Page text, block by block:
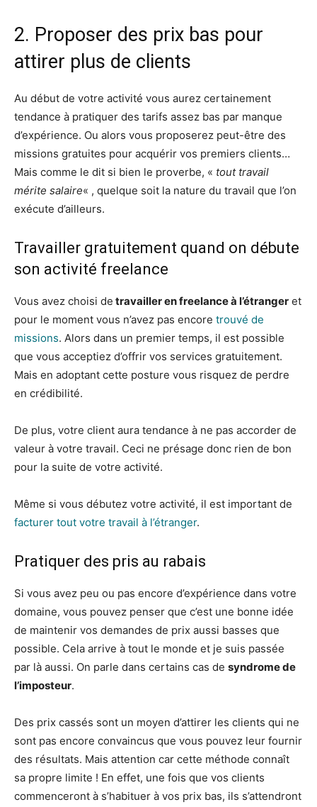
2. Proposer des prix bas pour
attirer plus de clients
Au début de votre activité vous aurez certainement
tendance à pratiquer des tarifs assez bas par manque
d’expérience. Ou alors vous proposerez peut-être des
missions gratuites pour acquérir vos premiers clients…
Mais comme le dit si bien le proverbe, « tout travail
mérite salaire« , quelque soit la nature du travail que l’on
exécute d’ailleurs.
Travailler gratuitement quand on débute
son activité freelance
Vous avez choisi de travailler en freelance à l’étranger et
pour le moment vous n’avez pas encore trouvé de
missions. Alors dans un premier temps, il est possible
que vous acceptiez d’offrir vos services gratuitement.
Mais en adoptant cette posture vous risquez de perdre
en crédibilité.
De plus, votre client aura tendance à ne pas accorder de
valeur à votre travail. Ceci ne présage donc rien de bon
pour la suite de votre activité.
Même si vous débutez votre activité, il est important de
facturer tout votre travail à l’étranger.
Pratiquer des pris au rabais
Si vous avez peu ou pas encore d’expérience dans votre
domaine, vous pouvez penser que c’est une bonne idée
de maintenir vos demandes de prix aussi basses que
possible. Cela arrive à tout le monde et je suis passée
par là aussi. On parle dans certains cas de syndrome de
l’imposteur.
Des prix cassés sont un moyen d’attirer les clients qui ne
sont pas encore convaincus que vous pouvez leur fournir
des résultats. Mais attention car cette méthode connaît
sa propre limite ! En effet, une fois que vos clients
commenceront à s’habituer à vos prix bas, ils s’attendront